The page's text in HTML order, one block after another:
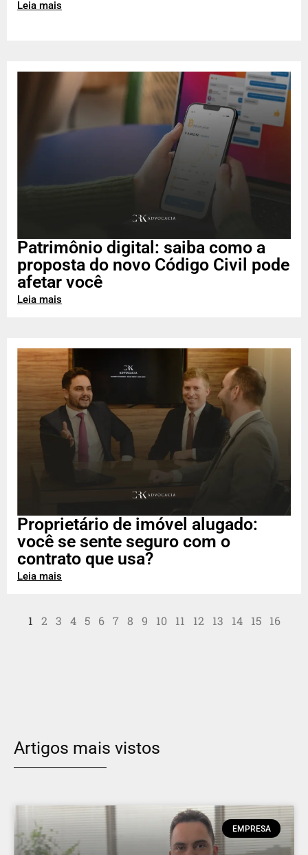
Leia mais
Patrimônio digital: saiba como a
proposta do novo Código Civil pode
afetar você
Leia mais
Proprietário de imóvel alugado:
você se sente seguro com o
contrato que usa?
Leia mais
1 2 3 4 5 6 7 8 9 10 11 12 13 14 15 16
Artigos mais vistos
EMPRESA